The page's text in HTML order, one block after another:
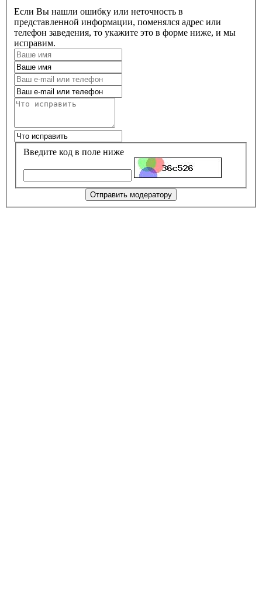
Если Вы нашли ошибку или неточность в
представленной информации, поменялся адрес или
телефон заведения, то укажите это в форме ниже, и мы
исправим.
Введите код в поле ниже
Отправить модератору